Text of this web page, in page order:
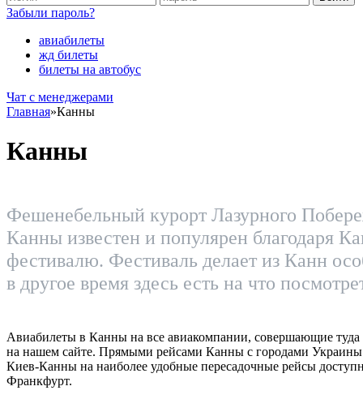
Забыли пароль?
авиабилеты
жд билеты
билеты на автобус
Чат c менеджерами
Главная»Канны
Канны
Фешенебельный курорт Лазурного
Канны известен и популярен благодаря
фестивалю. Фестиваль делает из Канн
в другое время здесь есть на что
Авиабилеты в Канны на все авиакомпании, совершающие
на нашем сайте. Прямыми рейсами Канны с городами
Киев-Канны на наиболее удобные пересадочные рейсы
Франкфурт.